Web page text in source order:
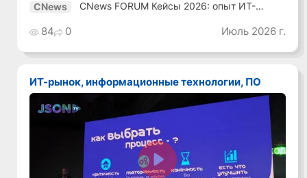
CNews
CNews FORUM Кейсы 2026: опыт ИТ-
84 0 Июль 2026 г.
ИТ-рынок, информационные технологии, ПО